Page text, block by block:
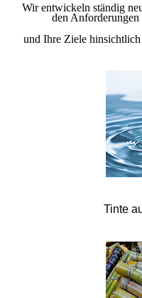
Wir entwickeln ständig
den
und Ihre Ziele
Tinte